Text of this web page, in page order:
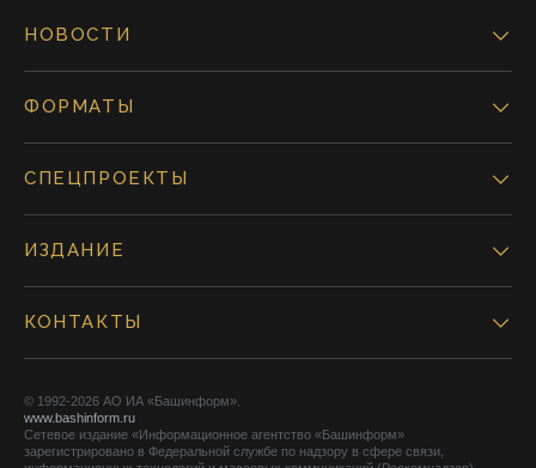
НОВОСТИ
ФОРМАТЫ
СПЕЦПРОЕКТЫ
ИЗДАНИЕ
КОНТАКТЫ
© 1992-2026 АО ИА «Башинформ».
www.bashinform.ru
Сетевое издание «Информационное агентство «Башинформ»
зарегистрировано в Федеральной службе по надзору в сфере связи,